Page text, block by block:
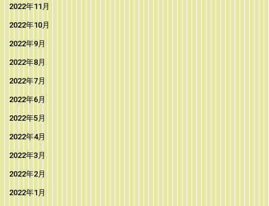
2022年11月
2022年10月
2022年9月
2022年8月
2022年7月
2022年6月
2022年5月
2022年4月
2022年3月
2022年2月
2022年1月